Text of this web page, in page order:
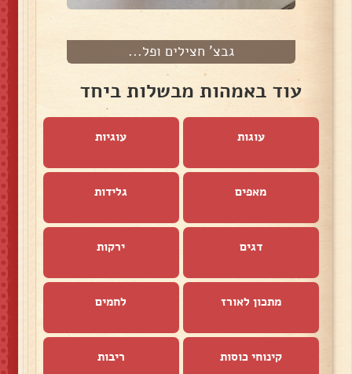
גבצ' חצילים ופל...
עוד באמהות מבשלות ביחד
עוגות עוגיות
מאפים גלידות
דגים ירקות
מתכון לאורז לחמים
קינוחי כוסות ריבות